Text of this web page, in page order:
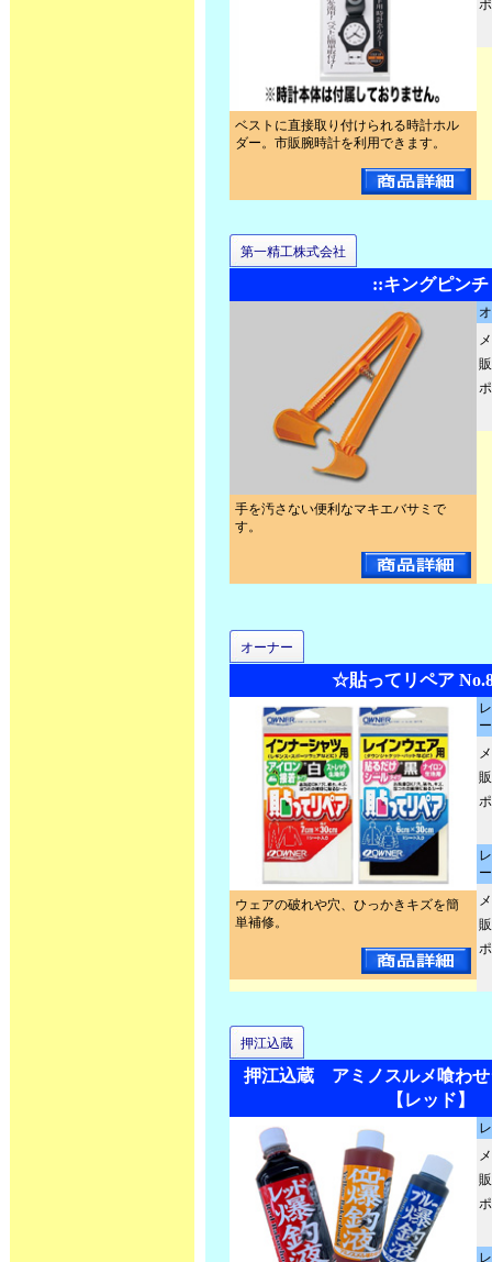
ベストに直接取り付けられる時計ホル
ダー。市販腕時計を利用できます。
第一精工株式会社
::キングピンチ
手を汚さない便利なマキエバサミで
す。
オーナー
☆貼ってリペア
ウェアの破れや穴、ひっかきキズを簡
単補修。
押江込蔵
押江込蔵 アミノスルメ喰わせ
【レッド】